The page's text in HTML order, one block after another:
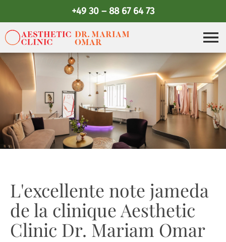
+49 30 – 88 67 64 73
L'excellente note jameda
de la clinique Aesthetic
Clinic Dr. Mariam Omar